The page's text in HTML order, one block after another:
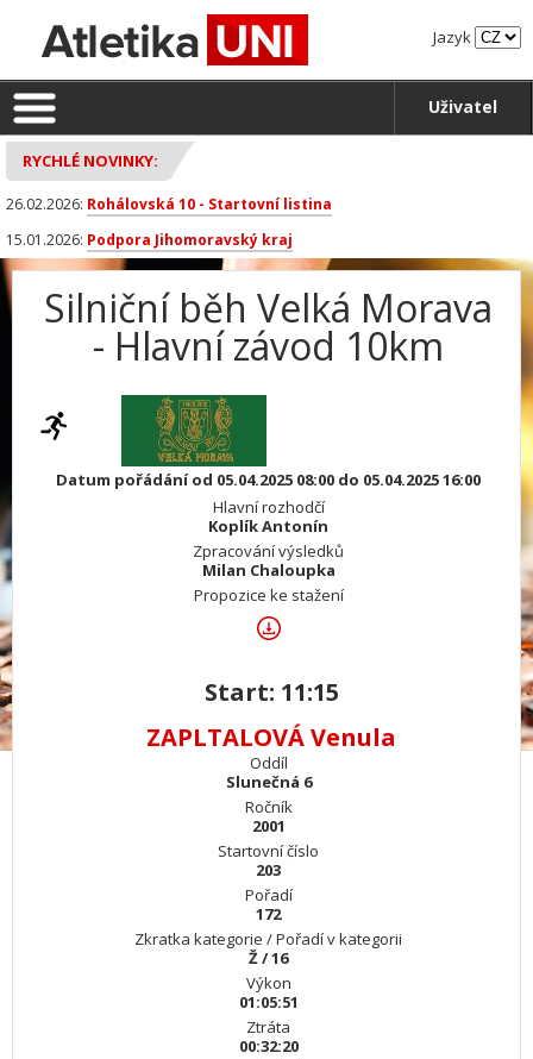
Jazyk
Uživatel
RYCHLÉ NOVINKY:
26.02.2026: Rohálovská 10 - Startovní listina
15.01.2026: Podpora Jihomoravský kraj
Silniční běh Velká Morava
- Hlavní závod 10km
Datum pořádání od 05.04.2025 08:00 do 05.04.2025 16:00
Hlavní rozhodčí
Koplík Antonín
Zpracování výsledků
Milan Chaloupka
Propozice ke stažení
Start: 11:15
ZAPLTALOVÁ Venula
Oddíl
Slunečná 6
Ročník
2001
Startovní číslo
203
Pořadí
172
Zkratka kategorie / Pořadí v kategorii
Ž / 16
Výkon
01:05:51
Ztráta
00:32:20